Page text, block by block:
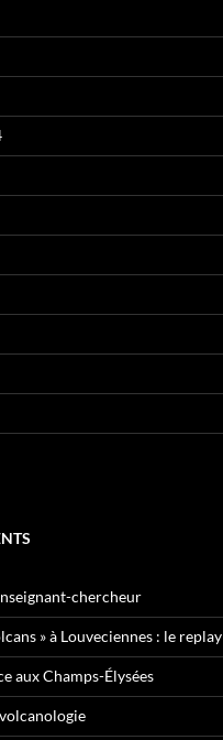
chercheur
» à Louveciennes : le replay
aux Champs-Élysées